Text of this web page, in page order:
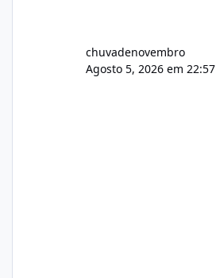
chuvadenovembro
Agosto 5, 2026 em 22:57